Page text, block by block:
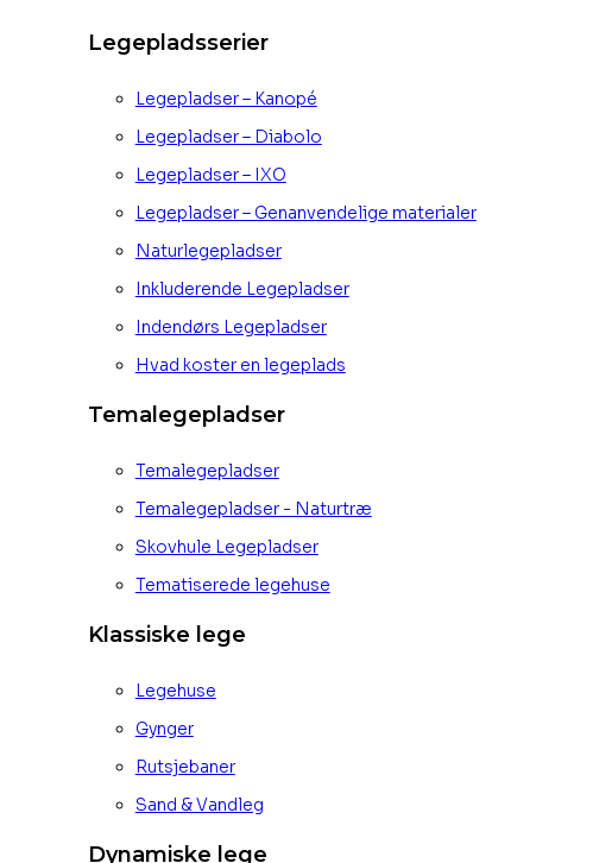
Legepladsserier
Legepladser – Kanopé
Legepladser – Diabolo
Legepladser – IXO
Legepladser – Genanvendelige materialer
Naturlegepladser
Inkluderende Legepladser
Indendørs Legepladser
Hvad koster en legeplads
Temalegepladser
Temalegepladser
Temalegepladser - Naturtræ
Skovhule Legepladser
Tematiserede legehuse
Klassiske lege
Legehuse
Gynger
Rutsjebaner
Sand & Vandleg
Dynamiske lege